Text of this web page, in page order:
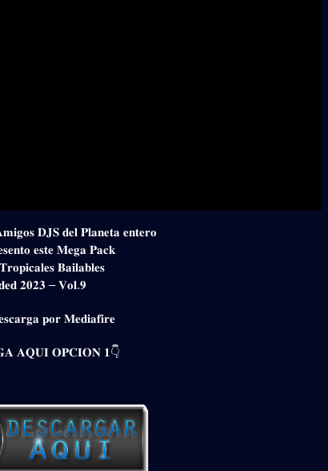
𝐃𝐉𝐒 𝐝𝐞𝐥 𝐏𝐥𝐚𝐧𝐞𝐭𝐚 𝐞𝐧𝐭𝐞𝐫𝐨
𝐞𝐬𝐭𝐞 𝐌𝐞𝐠𝐚 𝐏𝐚𝐜𝐤
𝐁𝐚𝐢𝐥𝐚𝐛𝐥𝐞𝐬
𝟐𝟎𝟐𝟑 – 𝐕𝐨𝐥.𝟗
𝐩𝐨𝐫 𝐌𝐞𝐝𝐢𝐚𝐟𝐢𝐫𝐞
𝐀𝐐𝐔𝐈 𝐎𝐏𝐂𝐈𝐎𝐍 𝟏👇